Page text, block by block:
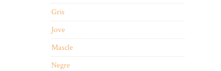
Gris
Jove
Mascle
Negre